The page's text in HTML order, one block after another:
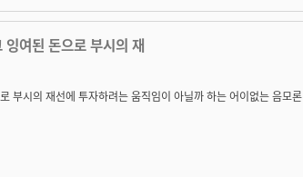
여된 돈으로 부시의 재
부시의 재선에 투자하려는 움직임이 아닐까 하는 어이없는 음모론